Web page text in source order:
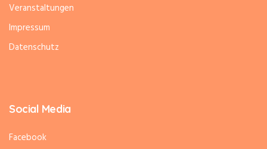
Veranstaltungen
Impressum
Datenschutz
Social Media
Facebook